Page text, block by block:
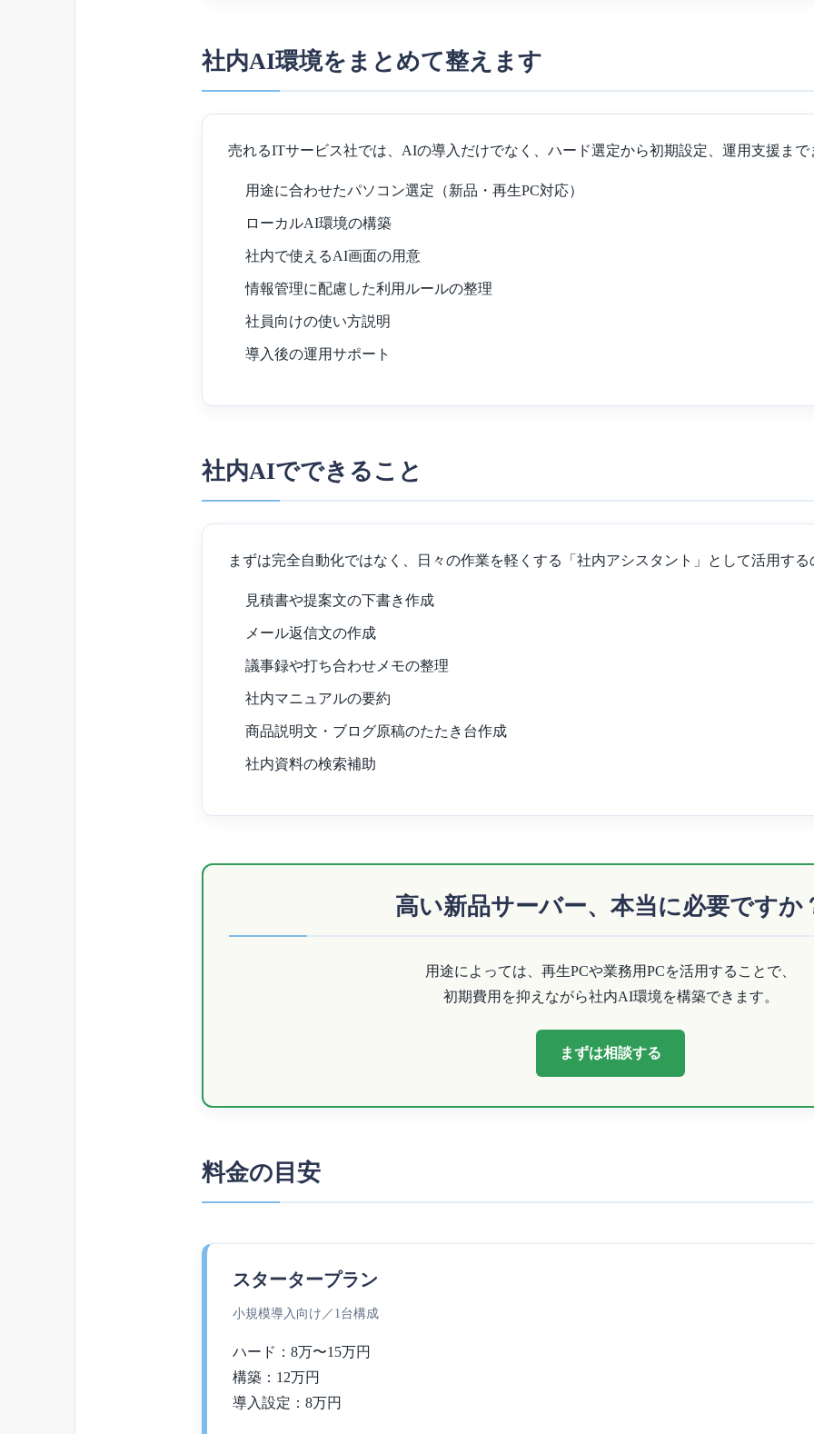
社内AI環境をまとめて整えます
売れるITサービス社では、AIの導入だけでなく、ハード選定から初期設定、運用支援ま
用途に合わせたパソコン選定（新品・再生PC対応）
ローカルAI環境の構築
社内で使えるAI画面の用意
情報管理に配慮した利用ルールの整理
社員向けの使い方説明
導入後の運用サポート
社内AIでできること
まずは完全自動化ではなく、日々の作業を軽くする「社内アシスタント」として活用す
見積書や提案文の下書き作成
メール返信文の作成
議事録や打ち合わせメモの整理
社内マニュアルの要約
商品説明文・ブログ原稿のたたき台作成
社内資料の検索補助
高い新品サーバー、本当に必要ですか
用途によっては、再生PCや業務用PCを活用することで、
初期費用を抑えながら社内AI環境を構築できます。
まずは相談する
料金の目安
スタータープラン
小規模導入向け／1台構成
ハード：8万〜15万円
構築：12万円
導入設定：8万円